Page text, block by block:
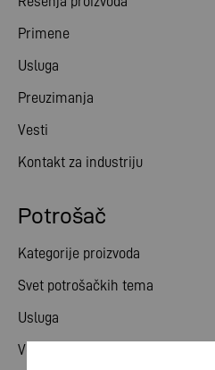
Potrošač
Kategorije proizvoda
Svet potrošačkih tema
Usluga
Vesti
Primene
Usluga
Preuzimanja
Vesti
Kontakt za industriju